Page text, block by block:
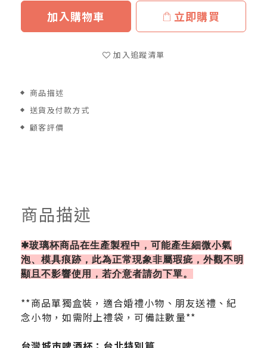
加入購物車 立即購買
加入追蹤清單
商品描述
送貨及付款方式
顧客評價
商品描述
✱玻璃杯商品在生產製程中，可能產生細微小氣
泡、模具痕跡，此為正常現象非屬瑕疵，外觀不明
顯且不影響使用，若介意者請勿下單。
**商品單獨盒裝，適合婚禮小物、朋友送禮、紀
念小物，如需附上禮袋，可備註數量**